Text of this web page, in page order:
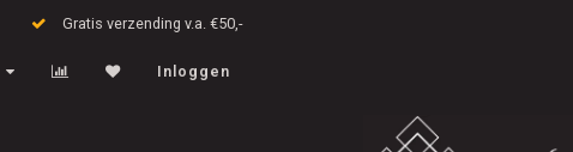
Gratis verzending v.a. €50,-
Inloggen